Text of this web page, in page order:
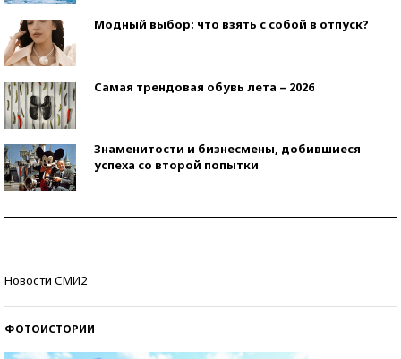
Модный выбор: что взять с собой в отпуск?
Самая трендовая обувь лета – 2026
Знаменитости и бизнесмены, добившиеся
успеха со второй попытки
Новости СМИ2
ФОТОИСТОРИИ